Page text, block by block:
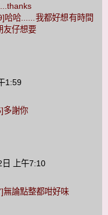
哈哈......我都好想有時間
友仔想要
1:59
多謝你
日 上午7:10
論點整都咁好味